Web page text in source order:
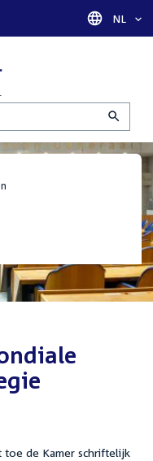
Taal
NL
toe de Kamer schriftelijk